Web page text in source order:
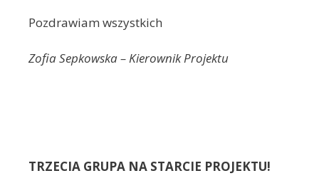
Pozdrawiam wszystkich
Zofia Sepkowska – Kierownik Projektu
TRZECIA GRUPA NA STARCIE PROJEKTU!